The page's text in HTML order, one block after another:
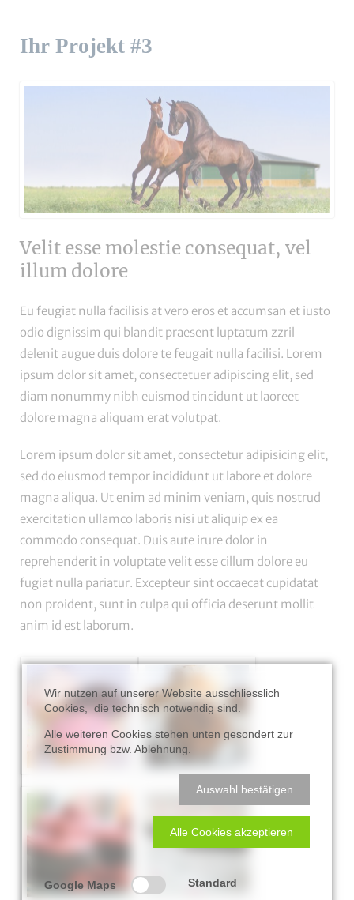
Ihr Projekt #3
Velit esse molestie consequat, vel
illum dolore
Eu feugiat nulla facilisis at vero eros et accumsan et iusto
odio dignissim qui blandit praesent luptatum zzril
delenit augue duis dolore te feugait nulla facilisi. Lorem
ipsum dolorsit amet, consectetuer adipiscing elit, sed
diam nonummy nibh euismod tincidunt ut laoreet
dolore magna aliquam erat volutpat.
Lorem ipsum dolor sit amet, consectetur adipisicing elit,
sed do eiusmod tempor incididunt ut labore et dolore
magna aliqua. Ut enim ad minim veniam, quis nostrud
exercitation ullamco laboris nisi ut aliquip ex ea
commodo consequat. Duis aute irure dolor in
reprehenderit in voluptate velit esse cillum dolore eu
fugiat nulla pariatur. Excepteur sint occaecat cupidatat
non proident, sunt in culpa qui officia deserunt mollit
anim id est laborum.
Wir nutzen auf unserer Website ausschliesslich
Cookies, die technisch notwendig sind.
Alle weiteren Cookies stehen unten gesondert zur
Zustimmung bzw. Ablehnung.
Auswahl bestätigen
Alle Cookies akzeptieren
Google Maps Standard